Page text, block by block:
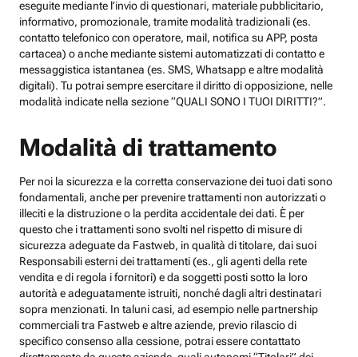
eseguite mediante l’invio di questionari, materiale pubblicitario,
informativo, promozionale, tramite modalità tradizionali (es.
contatto telefonico con operatore, mail, notifica su APP, posta
cartacea) o anche mediante sistemi automatizzati di contatto e
messaggistica istantanea (es. SMS, Whatsapp e altre modalità
digitali). Tu potrai sempre esercitare il diritto di opposizione, nelle
modalità indicate nella sezione “QUALI SONO I TUOI DIRITTI?”.
Modalità di trattamento
Per noi la sicurezza e la corretta conservazione dei tuoi dati sono
fondamentali, anche per prevenire trattamenti non autorizzati o
illeciti e la distruzione o la perdita accidentale dei dati. È per
questo che i trattamenti sono svolti nel rispetto di misure di
sicurezza adeguate da Fastweb, in qualità di titolare, dai suoi
Responsabili esterni dei trattamenti (es., gli agenti della rete
vendita e di regola i fornitori) e da soggetti posti sotto la loro
autorità e adeguatamente istruiti, nonché dagli altri destinatari
sopra menzionati. In taluni casi, ad esempio nelle partnership
commerciali tra Fastweb e altre aziende, previo rilascio di
specifico consenso alla cessione, potrai essere contattato